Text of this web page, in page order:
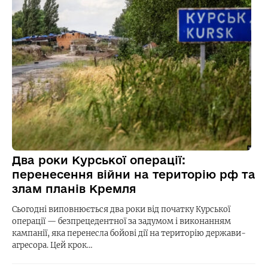
Два роки Курської операції:
перенесення війни на територію рф та
злам планів Кремля
Сьогодні виповнюється два роки від початку Курської
операції — безпрецедентної за задумом і виконанням
кампанії, яка перенесла бойові дії на територію держави-
агресора. Цей крок…